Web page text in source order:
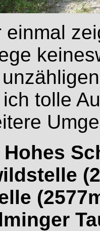
einmal
tolle